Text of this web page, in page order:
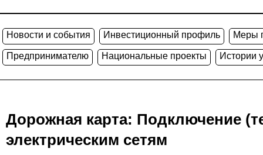
Новости и события Инвестиционный профиль Меры
Предпринимателю Национальные проекты Истории
Дорожная карта: Подключение
электрическим сетям